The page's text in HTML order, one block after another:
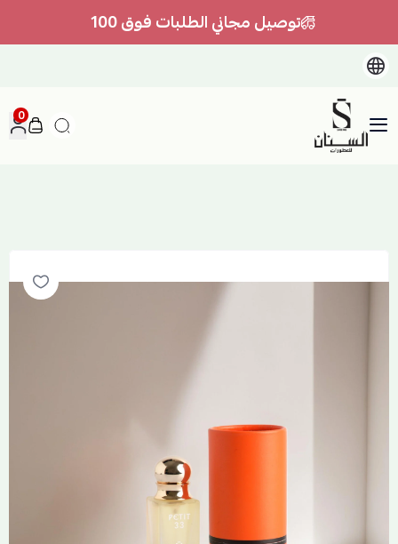
توصيل مجاني الطلبات فوق 100
السنان للعطور والعسل الطبيعي
0